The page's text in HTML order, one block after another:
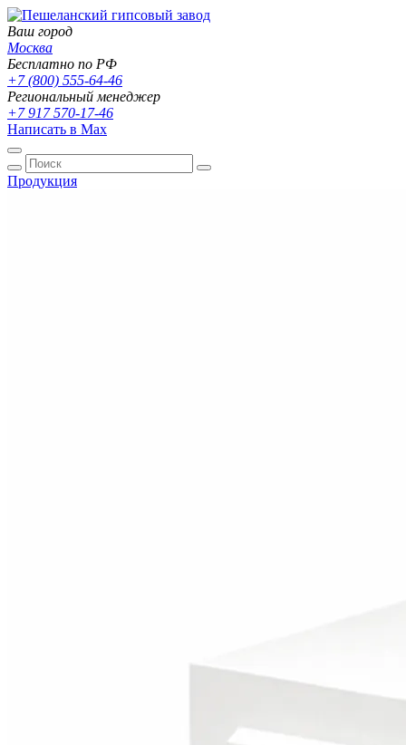
Ваш город
Москва
Бесплатно по РФ
+7 (800) 555-64-46
Региональный менеджер
+7 917 570-17-46
Написать в Max
Продукция